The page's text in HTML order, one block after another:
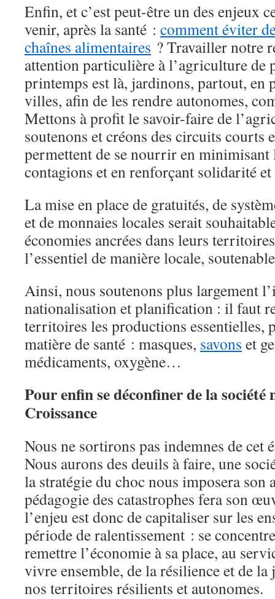
Enfin, et c’est peut-être un des enjeux
venir, après la santé : comment éviter
chaînes alimentaires ? Travailler notre
attention particulière à l’agriculture de
printemps est là, jardinons, partout, en
villes, afin de les rendre autonomes,
Mettons à profit le savoir-faire de
soutenons et créons des circuits courts
permettent de se nourrir en minimisant
contagions et en renforçant solidarité
La mise en place de gratuités, de
et de monnaies locales serait
économies ancrées dans leurs
l’essentiel de manière locale,
Ainsi, nous soutenons plus largement
nationalisation et planification : il faut
territoires les productions essentielles,
matière de santé : masques, savons et
médicaments, oxygène…
Pour enfin se déconfiner de la
Croissance
Nous ne sortirons pas indemnes de cet
Nous aurons des deuils à faire, une
la stratégie du choc nous imposera son
pédagogie des catastrophes fera son
l’enjeu est donc de capitaliser sur les
période de ralentissement : se
remettre l’économie à sa place, au
vivre ensemble, de la résilience et de
nos territoires résilients et autonomes.